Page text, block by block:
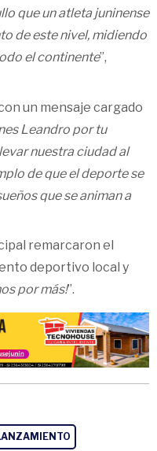
que un atleta juninense
de este nivel, midiendo
el continente”,
un mensaje cargado
Leandro por tu
nuestra ciudad al
de que el deporte se
que se animan a
remarcaron el
deportivo local y
por más!”.